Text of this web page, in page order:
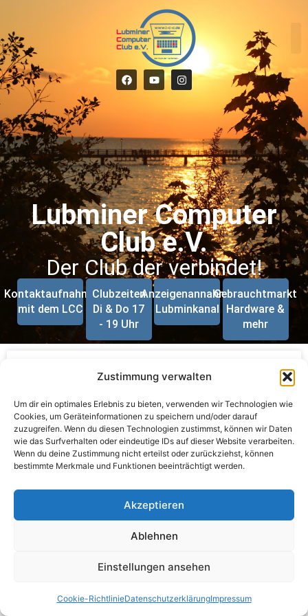
Zustimmung verwalten
Um dir ein optimales Erlebnis zu bieten, verwenden wir Technologien wie
Cookies, um Geräteinformationen zu speichern und/oder darauf
zuzugreifen. Wenn du diesen Technologien zustimmst, können wir Daten
wie das Surfverhalten oder eindeutige IDs auf dieser Website verarbeiten.
Wenn du deine Zustimmung nicht erteilst oder zurückziehst, können
bestimmte Merkmale und Funktionen beeinträchtigt werden.
Akzeptieren
Ablehnen
Einstellungen ansehen
Cookie-RichtlinieDatenschutzerklärungImpressum
Lubminer Computer
Club e.V.
Der Club der verbindet!
Kontaktaufnahme
mit dem LCC
Clubzeiten
Di & Do 17
- 19 Uhr
Anzeigenannahme
Lubminkanal
Gebrauchtmarkt
Hardware &
mehr
Mitglieder für PC-Betreuung und
Liebe LCC Mitglieder, 1. PC Betreuer gesucht: seit ein paar
Tagen haben wir einen neuen, von der Gemeinde
gesponsorten, PC. Es ist unser neuer leistungsstarker
22. Juli 2025